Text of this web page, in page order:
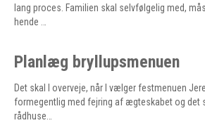
lang proces. Familien skal selvfølgelig med,
hende …
Planlæg bryllupsmenuen
Det skal I overveje, når I vælger festmenuen
formegentlig med fejring af ægteskabet og det
rådhuse…